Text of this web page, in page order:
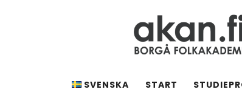
AKAN.FI
SVENSKA START